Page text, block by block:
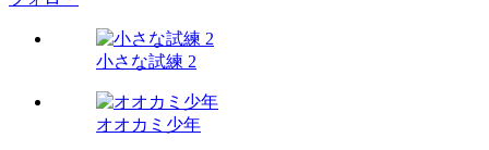
小さな試練 2
オオカミ少年